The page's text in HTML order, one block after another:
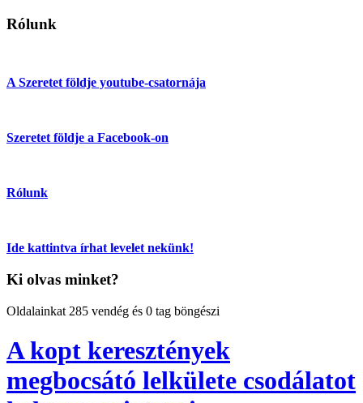
Rólunk
A Szeretet földje youtube-csatornája
Szeretet földje a Facebook-on
Rólunk
Ide kattintva írhat levelet nekünk!
Ki olvas minket?
Oldalainkat 285 vendég és 0 tag böngészi
A kopt keresztények
megbocsátó lelkülete csodálatot